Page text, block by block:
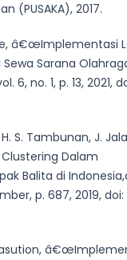
(PUSAKA), 2017.
â€œImplementasi
Sarana
6, no. 1, p. 13, 2021,
S. Tambunan, J.
Dalam
Balita di
p. 687, 2019, doi: